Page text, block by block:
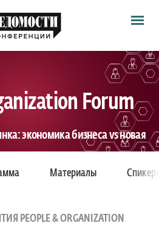
Forum
экономика бизнеса vs новая
7-9с1
Материалы
PEOPLE & ORGANIZATION